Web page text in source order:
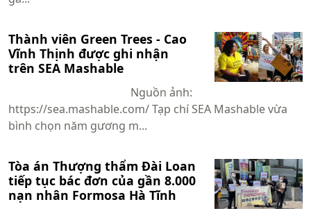
Thành viên Green Trees - Cao
Vĩnh Thịnh được ghi nhận
trên SEA Mashable
Nguồn ảnh:
https://sea.mashable.com/ Tạp chí SEA Mashable vừa
bình chọn năm gương m...
Tòa án Thượng thẩm Đài Loan
tiếp tục bác đơn của gần 8.000
nạn nhân Formosa Hà Tĩnh